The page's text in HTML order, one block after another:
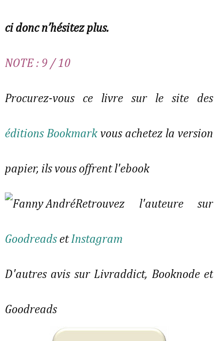
ci donc n’hésitez plus.
NOTE : 9 / 10
Procurez-vous ce livre sur le site des
éditions Bookmarkvous achetez la version
papier, ils vous offrent l'ebook
Retrouvez l'auteure sur
Goodreads etInstagram
D'autres avis sur Livraddict, Booknode et
Goodreads